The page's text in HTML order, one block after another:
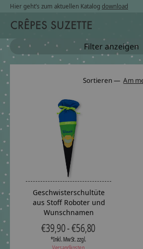
Hier geht’s zum aktuellen Katalog download
Filter anzeigen
Sortieren — Am
Geschwisterschultüte
aus Stoff Roboter und
Wunschnamen
€39,90 - €56,80
*Inkl. MwSt. zzgl.